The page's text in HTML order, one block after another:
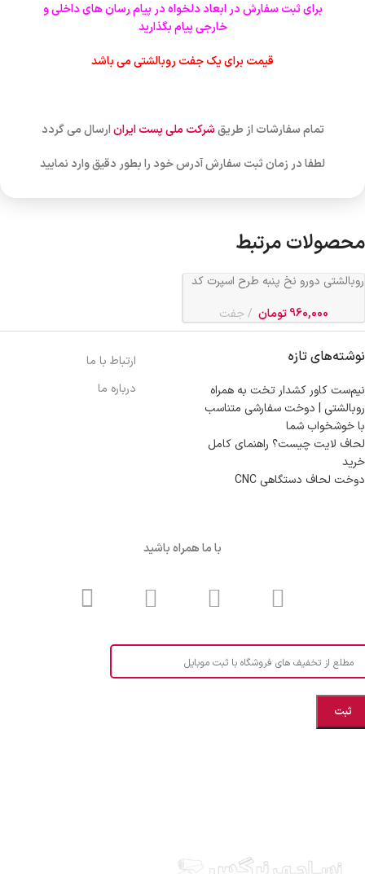
برای ثبت سفارش در ابعاد دلخواه در پیام رسان های داخلی و
خارجی پیام بگذارید
قیمت برای یک جفت روبالشتی می باشد
تمام سفارشات از طریقشرکت ملی پست ایرانارسال می گردد
لطفا در زمان ثبت سفارش آدرس خود را بطور دقیق وارد نمایید
محصولات مرتبط
روبالشتی دورو نخ پنبه طرح اسپرت کد
960,000 تومان جفت
نوشته‌های تازه
نیم‌ست کاور کشدار تخت به همراه
روبالشتی | دوخت سفارشی متناسب
با خوشخواب شما
لحاف لایت چیست؟ راهنمای کامل
خرید
دوخت لحاف دستگاهی CNC
ارتباط با ما
درباره ما
با ما همراه باشید
مطلع از تخفیف های فروشگاه با ثبت موبایل